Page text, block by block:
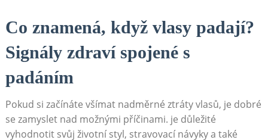
Co⁣ znamená, když vlasy padají?
Signály zdraví spojené s
padáním
Pokud si začínáte všímat nadměrné ztráty vlasů, je dobré
‌se zamyslet nad možnými příčinami. je důležité
vyhodnotit svůj životní styl, stravovací návyky a také